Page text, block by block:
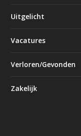
Uitgelicht
Vacatures
Verloren/Gevonden
Zakelijk